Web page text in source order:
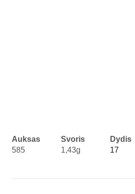
Auksas
585
Svoris
1,43g
Dydis
17